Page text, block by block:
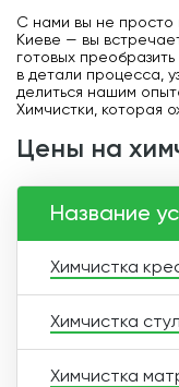
С нами вы не просто
Киеве — вы
готовых
в детали процесса,
делиться нашим
Химчистки, которая
цены на
Название
Химчистка
Химчистка
Химчистка